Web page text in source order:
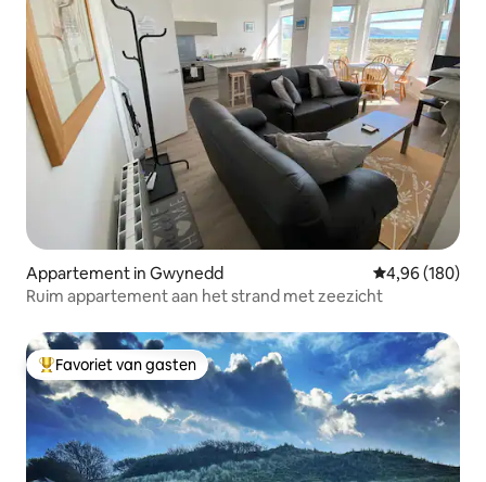
Appartement in Gwynedd Gemiddelde
4,96 (180)
Ruim appartement aan het strand met zeezicht
Topfavoriet van gasten
Favoriet van gasten